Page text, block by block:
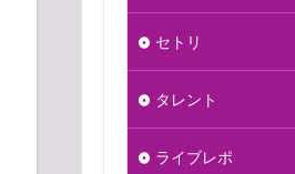
セトリ
タレント
ライブレポ